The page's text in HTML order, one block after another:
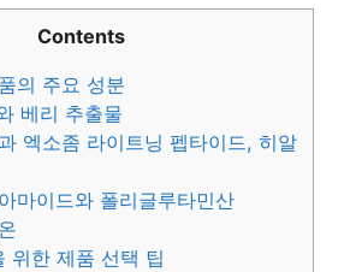
Contents
의 주요 성분
베리 추출물
엑소좀 라이트닝 펩타이드, 히알
마이드와 폴리글루타민산
위한 제품 선택 팁